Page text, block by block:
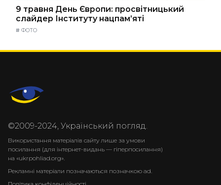
9 травня День Європи: просвітницький
слайдер Інституту нацпам’яті
# ФОТО
©2009-2024, Український погляд.
Використання матеріалів сайту лише за умови
посилання (для інтернет-видань — гіперпосилання)
на «ukrpohliad.org».
Рекламні матеріали позначаються позначкою ad.